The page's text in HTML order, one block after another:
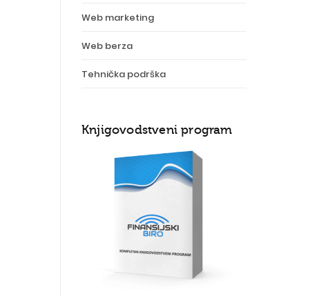
Web marketing
Web berza
Tehnička podrška
Knjigovodstveni program